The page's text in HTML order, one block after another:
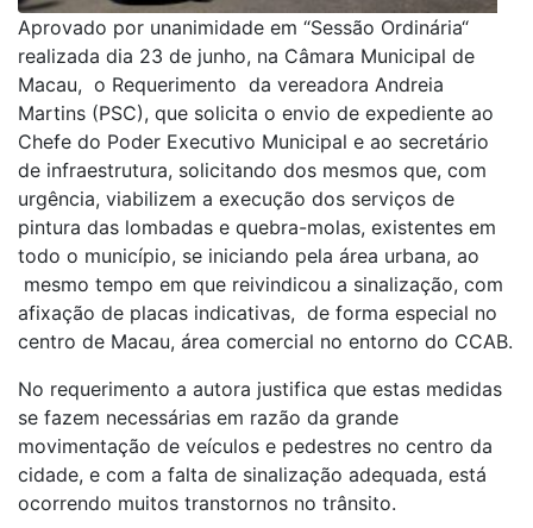
Aprovado por unanimidade em “Sessão Ordinária“
realizada dia 23 de junho, na Câmara Municipal de
Macau, o Requerimento da vereadora Andreia
Martins (PSC), que solicita o envio de expediente ao
Chefe do Poder Executivo Municipal e ao secretário
de infraestrutura, solicitando dos mesmos que, com
urgência, viabilizem a execução dos serviços de
pintura das lombadas e quebra-molas, existentes em
todo o município, se iniciando pela área urbana, ao
mesmo tempo em que reivindicou a sinalização, com
afixação de placas indicativas, de forma especial no
centro de Macau, área comercial no entorno do CCAB.
No requerimento a autora justifica que estas medidas
se fazem necessárias em razão da grande
movimentação de veículos e pedestres no centro da
cidade, e com a falta de sinalização adequada, está
ocorrendo muitos transtornos no trânsito.